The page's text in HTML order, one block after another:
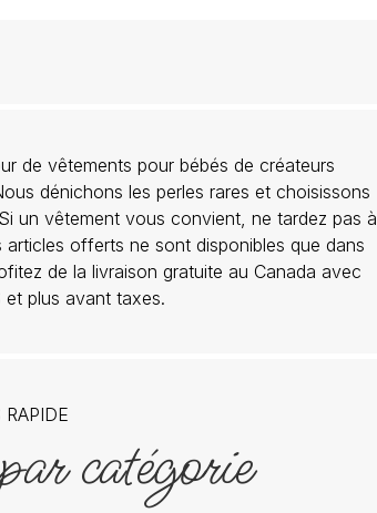
de vêtements pour bébés de créateurs
dénichons les perles rares et choisissons
un vêtement vous convient, ne tardez pas à
offerts ne sont disponibles que dans
de la livraison gratuite au Canada avec
plus avant taxes.
RAPIDE
catégorie